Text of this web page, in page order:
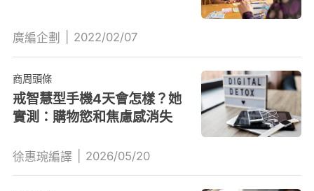
廣編企劃 2022/02/07
商周頭條
戒智慧型手機4天會怎樣？她
實測：購物慾和焦慮感消失
徐惠琬編譯 2026/05/20